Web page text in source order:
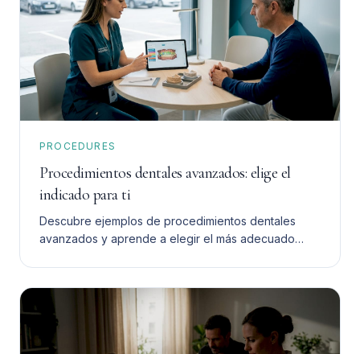
PROCEDURES
Procedimientos dentales avanzados: elige el
indicado para ti
Descubre ejemplos de procedimientos dentales
avanzados y aprende a elegir el más adecuado